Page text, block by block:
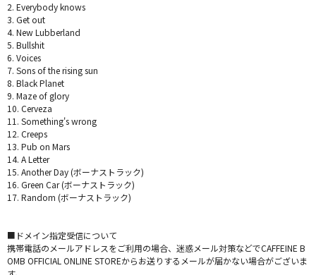
2. Everybody knows
3. Get out
4. New Lubberland
5. Bullshit
6. Voices
7. Sons of the rising sun
8. Black Planet
9. Maze of glory
10. Cerveza
11. Something's wrong
12. Creeps
13. Pub on Mars
14. A Letter
15. Another Day (ボーナストラック)
16. Green Car (ボーナストラック)
17. Random (ボーナストラック)
■ドメイン指定受信について
携帯電話のメールアドレスをご利用の場合、迷惑メール対策などでCAFFEINE B
OMB OFFICIAL ONLINE STOREからお送りするメールが届かない場合がございま